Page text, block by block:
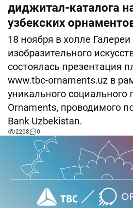
диджитал-каталога
узбекских
18 ноября в холле Галереи
изобразительного
состоялась презентация
www.tbc-ornaments.uz в
уникального социального
Ornaments, проводимого
Bank Uzbekistan.
2208 0